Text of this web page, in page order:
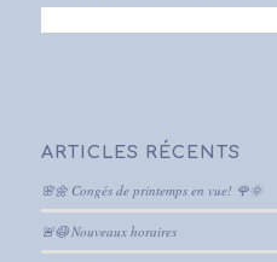
ARTICLES RÉCENTS
🌸🌼 Congés de printemps en vue! 🌹🌞
🚨😷 Nouveaux horaires